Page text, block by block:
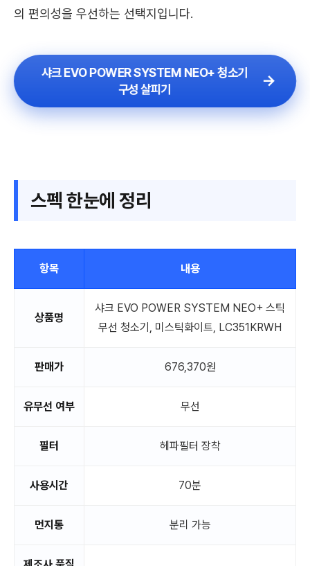
의 편의성을 우선하는 선택지입니다.
샤크 EVO POWER SYSTEM NEO+ 청소기
구성 살피기
스펙 한눈에 정리
항목 내용
상품명
샤크 EVO POWER SYSTEM NEO+ 스틱
무선 청소기, 미스틱화이트, LC351KRWH
판매가 676,370원
유무선 여부 무선
필터 헤파필터 장착
사용시간 70분
먼지통 분리 가능